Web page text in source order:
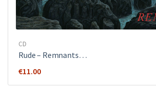
CD
Rude ‎– Remnants…
€11.00